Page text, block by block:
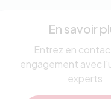
En savoir
Entrez en
engagement avec
experts